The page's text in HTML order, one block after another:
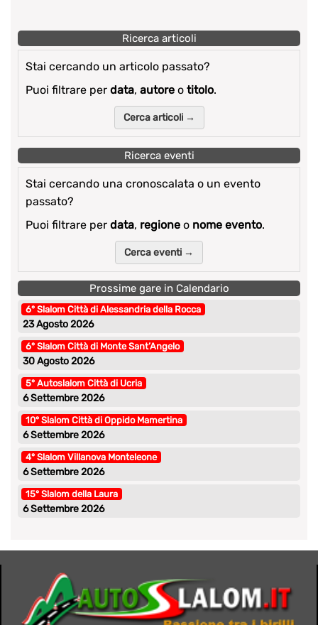
Ricerca articoli
Stai cercando un articolo passato?
Puoi filtrare per data, autore o titolo.
Cerca articoli →
Ricerca eventi
Stai cercando una cronoscalata o un evento
passato?
Puoi filtrare per data, regione o nome evento.
Cerca eventi →
Prossime gare in Calendario
6° Slalom Città di Alessandria della Rocca
23 Agosto 2026
6° Slalom Città di Monte Sant’Angelo
30 Agosto 2026
5° Autoslalom Città di Ucria
6 Settembre 2026
10° Slalom Città di Oppido Mamertina
6 Settembre 2026
4° Slalom Villanova Monteleone
6 Settembre 2026
15° Slalom della Laura
6 Settembre 2026